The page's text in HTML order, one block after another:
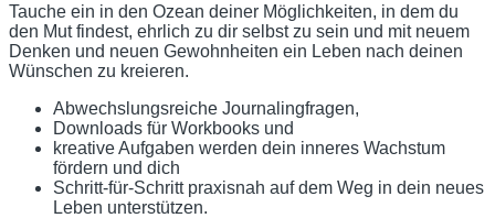
Tauche ein in den Ozean deiner Möglichkeiten, in dem du
den Mut findest, ehrlich zu dir selbst zu sein und mit neuem
Denken und neuen Gewohnheiten ein Leben nach deinen
Wünschen zu kreieren.
Abwechslungsreiche Journalingfragen,
Downloads für Workbooks und
kreative Aufgaben werden dein inneres Wachstum
fördern und dich
Schritt-für-Schritt praxisnah auf dem Weg in dein neues
Leben unterstützen.